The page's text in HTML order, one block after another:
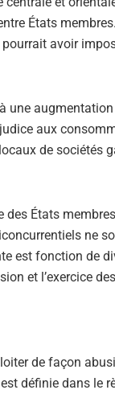
États
avoir
une
aux
de sociétés
États membres
ne
est fonction de
et l’exercice
de façon
définie dans le